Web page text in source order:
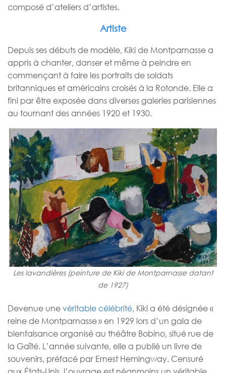
composé d’ateliers d’artistes.
Artiste
Depuis ses débuts de modèle, Kiki de Montparnasse a
appris à chanter, danser et même à peindre en
commençant à faire les portraits de soldats
britanniques et américains croisés à la Rotonde. Elle a
fini par être exposée dans diverses galeries parisiennes
au tournant des années 1920 et 1930.
Les lavandières (peinture de Kiki de Montparnasse datant
de 1927)
Devenue unevéritable célébrité, Kiki a été désignée «
reine de Montparnasse » en 1929 lors d’un gala de
bienfaisance organisé au théâtre Bobino, situé rue de
la Gaîté. L’année suivante, elle a publié un livre de
souvenirs, préfacé par Ernest Hemingway. Censuré